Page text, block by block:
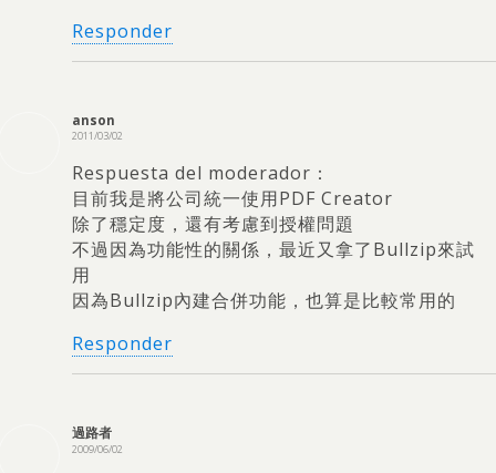
Responder
anson
2011/03/02
Respuesta del moderador：
目前我是將公司統一使用PDF Creator
除了穩定度 ， 還有考慮到授權問題
不過因為功能性的關係 ， 最近又拿了Bullzip來試
用
因為Bullzip內建合併功能 ， 也算是比較常用的
Responder
過路者
2009/06/02